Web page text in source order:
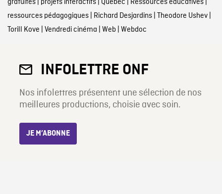
gratuites| projets interactifs| Québec | Ressources éducatives|
ressources pédagogiques| Richard Desjardins| Theodore Ushev|
Torill Kove | Vendredi cinéma | Web | Webdoc
INFOLETTRE ONF
Nos infolettres présentent une sélection de nos
meilleures productions, choisie avec soin.
JE M’ABONNE